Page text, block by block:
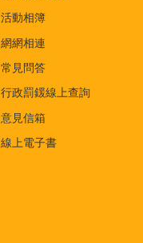
活動相簿
網網相連
常見問答
行政罰鍰線上查詢
意見信箱
線上電子書